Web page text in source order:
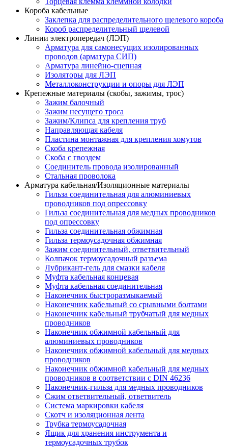
Короба кабельные
Заклепка для распределительного щелевого короба
Короб распределительный щелевой
Линии электропередач (ЛЭП)
Арматура для самонесущих изолированных
проводов (арматура СИП)
Арматура линейно-сцепная
Изоляторы для ЛЭП
Металлоконструкции и опоры для ЛЭП
Крепежные материалы (скобы, зажимы, трос)
Зажим балочный
Зажим несущего троса
Зажим/Клипса для крепления труб
Направляющая кабеля
Пластина монтажная для крепления хомутов
Скоба крепежная
Скоба с гвоздем
Соединитель провода изолированный
Стальная проволока
Арматура кабельная/Изоляционные материалы
Гильза соединительная для алюминиевых
проводников под опрессовку
Гильза соединительная для медных проводников
под опрессовку
Гильза соединительная обжимная
Гильза термоусадочная обжимная
Зажим соединительный, ответвительный
Колпачок термоусадочный разъема
Лубрикант-гель для смазки кабеля
Муфта кабельная концевая
Муфта кабельная соединительная
Наконечник быстроразмыкаемый
Наконечник кабельный со срывными болтами
Наконечник кабельный трубчатый для медных
проводников
Наконечник обжимной кабельный для
алюминиевых проводников
Наконечник обжимной кабельный для медных
проводников
Наконечник обжимной кабельный для медных
проводников в соответствии с DIN 46236
Наконечник-гильза для медных проводников
Сжим ответвительный, ответвитель
Система маркировки кабеля
Скотч и изоляционная лента
Трубка термоусадочная
Ящик для хранения инструмента и
термоусадочных трубок